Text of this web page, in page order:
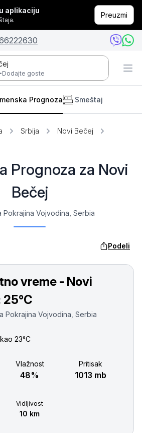
aplikaciju
Preuzmi
·Dodajte goste
Smeštaj
Prognoza
Srbija
Novi Bečej
Prognoza za Novi
Bečej
Pokrajina Vojvodina, Serbia
Podeli
vreme - Novi
25°C
Pokrajina Vojvodina, Serbia
kao23°C
Vlažnost
48%
Pritisak
1013 mb
Vidljivost
10 km